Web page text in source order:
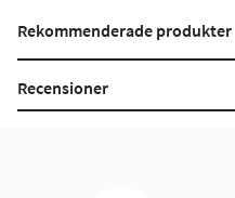
Rekommenderade produkter
Recensioner